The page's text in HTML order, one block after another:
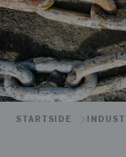
STARTSIDE